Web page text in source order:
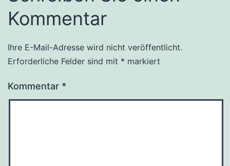
Kommentar
Ihre E-Mail-Adresse wird nicht veröffentlicht.
Erforderliche Felder sind mit * markiert
Kommentar *